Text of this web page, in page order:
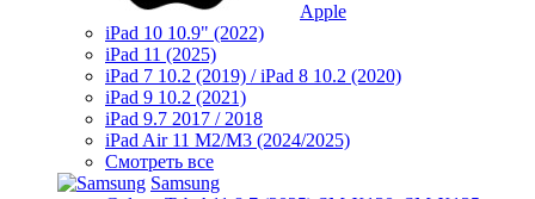
Apple
iPad 10 10.9" (2022)
iPad 11 (2025)
iPad 7 10.2 (2019) / iPad 8 10.2 (2020)
iPad 9 10.2 (2021)
iPad 9.7 2017 / 2018
iPad Air 11 M2/M3 (2024/2025)
Смотреть все
Samsung